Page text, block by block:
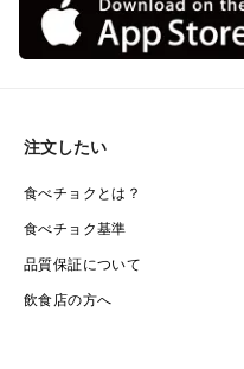
注文したい
食べチョクとは？
食べチョク基準
品質保証について
飲食店の方へ